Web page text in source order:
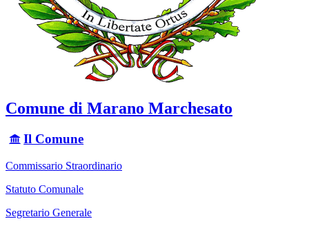
Comune di Marano Marchesato
Il Comune
Commissario Straordinario
Statuto Comunale
Segretario Generale